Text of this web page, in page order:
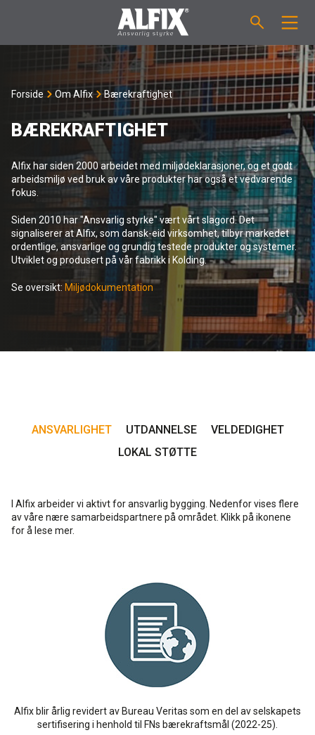
PRODUKTER
Støpemasse ”Mix”
Sparkelmasse "Mix"
Våtromsmembraner
Flislim "Fix"
Binder / Primer
Rense- pleiemidler
Spesialprodukter
Last ned
VEILEDNINGER
FORBRUKSKALKULATOR
OM ALFIX
Om Alfix
Bærekraftighet
Last ned
NYHETER
KONTAKT
Tekniske spørgsmål
DK
EN
Forside Om Alfix Bærekraftighet
BÆREKRAFTIGHET
Alfix har siden 2000 arbeidet med miljødeklarasjoner, og et godt
arbeidsmiljø ved bruk av våre produkter har også et vedvarende
fokus.
Siden 2010 har "Ansvarlig styrke" vært vårt slagord. Det
signaliserer at Alfix, som dansk-eid virksomhet, tilbyr markedet
ordentlige, ansvarlige og grundig testede produkter og systemer.
Utviklet og produsert på vår fabrikk i Kolding.
Se oversikt: Miljødokumentation
ANSVARLIGHET UTDANNELSE
VELDEDIGHET
LOKAL STØTTE
I Alfix arbeider vi aktivt for ansvarlig bygging. Nedenfor vises flere
av våre nære samarbeidspartnere på området. Klikk på ikonene
for å lese mer.
Alfix blir årlig revidert av Bureau Veritas som en del av selskapets
sertifisering i henhold til FNs bærekraftsmål (2022-25).